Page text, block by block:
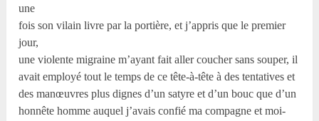
une
fois son vilain livre par la portière, et j’appris que le premier
jour,
une violente migraine m’ayant fait aller coucher sans souper, il
avait employé tout le temps de ce tête-à-tête à des tentatives et
des manœuvres plus dignes d’un satyre et d’un bouc que d’un
honnête homme auquel j’avais confié ma compagne et moi-